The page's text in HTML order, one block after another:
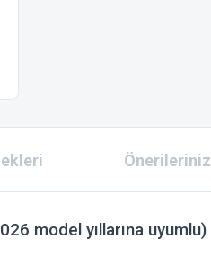
Önerileriniz
model yıllarına uyumlu)